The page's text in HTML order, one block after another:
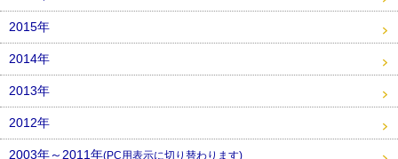
2015年
2014年
2013年
2012年
2003年～2011年(PC用表示に切り替わります)